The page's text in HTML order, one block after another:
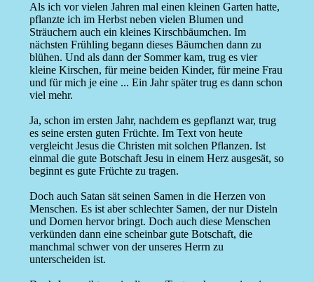
Als ich vor vielen Jahren mal einen kleinen Garten hatte,
pflanzte ich im Herbst neben vielen Blumen und
Sträuchern auch ein kleines Kirschbäumchen. Im
nächsten Frühling begann dieses Bäumchen dann zu
blühen. Und als dann der Sommer kam, trug es vier
kleine Kirschen, für meine beiden Kinder, für meine Frau
und für mich je eine ... Ein Jahr später trug es dann schon
viel mehr.
Ja, schon im ersten Jahr, nachdem es gepflanzt war, trug
es seine ersten guten Früchte. Im Text von heute
vergleicht Jesus die Christen mit solchen Pflanzen. Ist
einmal die gute Botschaft Jesu in einem Herz ausgesät, so
beginnt es gute Früchte zu tragen.
Doch auch Satan sät seinen Samen in die Herzen von
Menschen. Es ist aber schlechter Samen, der nur Disteln
und Dornen hervor bringt. Doch auch diese Menschen
verkünden dann eine scheinbar gute Botschaft, die
manchmal schwer von der unseres Herrn zu
unterscheiden ist.